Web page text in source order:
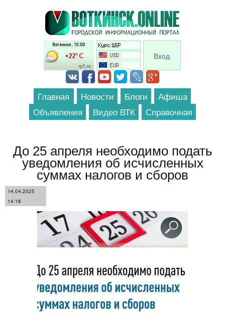
Перейти к основному содержанию
Вход
Главная Новости Блоги
Афиша
Объявления
Видео ВТК Справочная
До 25 апреля необходимо подать
уведомления об исчисленных
суммах налогов и сборов
14.04.2025
14:18